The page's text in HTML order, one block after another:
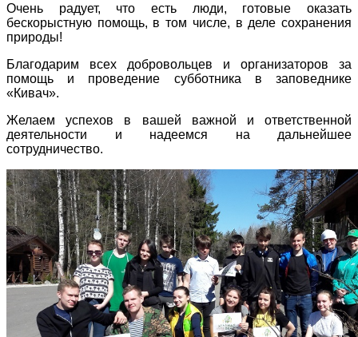
Очень радует, что есть люди, готовые оказать
бескорыстную помощь, в том числе, в деле сохранения
природы!
Благодарим всех добровольцев и организаторов за
помощь и проведение субботника в заповеднике
«Кивач».
Желаем успехов в вашей важной и ответственной
деятельности и надеемся на дальнейшее
сотрудничество.